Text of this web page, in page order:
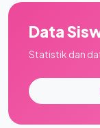
Data
Statistik dan